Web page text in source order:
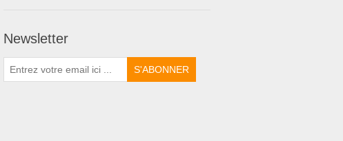
Newsletter
S'ABONNER